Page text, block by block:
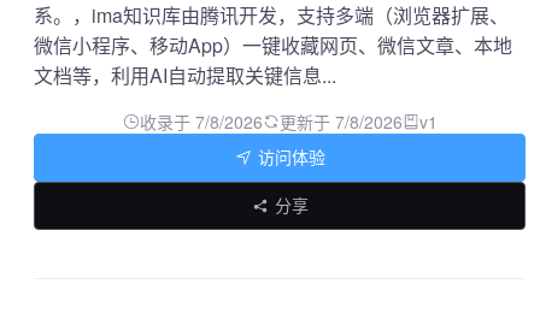
系。，ima知识库由腾讯开发，支持多端（浏览器扩展、
微信小程序、移动App）一键收藏网页、微信文章、本地
文档等，利用AI自动提取关键信息...
收录于 7/8/2026 更新于 7/8/2026 v1
访问体验
分享